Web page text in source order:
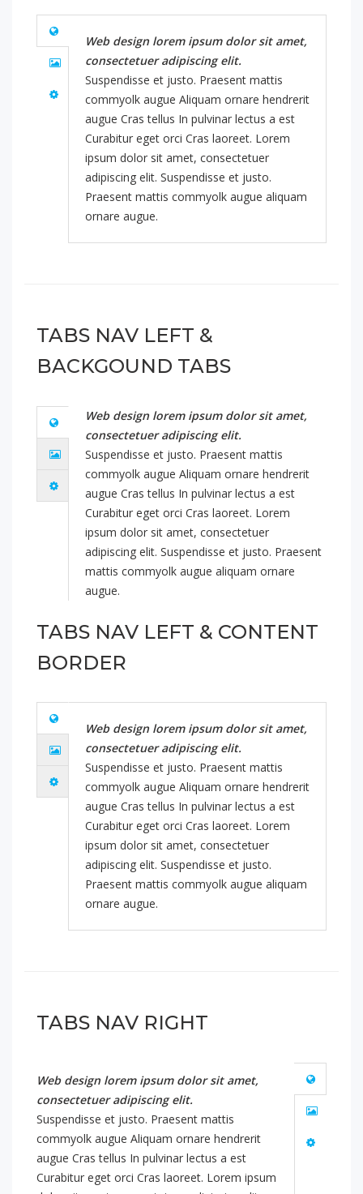
Web design lorem ipsum dolor sit amet,
consectetuer adipiscing elit.
Suspendisse et justo. Praesent mattis
commyolk augue Aliquam ornare hendrerit
augue Cras tellus In pulvinar lectus a est
Curabitur eget orci Cras laoreet. Lorem
ipsum dolor sit amet, consectetuer
adipiscing elit. Suspendisse et justo.
Praesent mattis commyolk augue aliquam
ornare augue.
TABS NAV LEFT &
BACKGOUND TABS
Web design lorem ipsum dolor sit amet,
consectetuer adipiscing elit.
Suspendisse et justo. Praesent mattis
commyolk augue Aliquam ornare hendrerit
augue Cras tellus In pulvinar lectus a est
Curabitur eget orci Cras laoreet. Lorem
ipsum dolor sit amet, consectetuer
adipiscing elit. Suspendisse et justo. Praesent
mattis commyolk augue aliquam ornare
augue.
TABS NAV LEFT & CONTENT
BORDER
Web design lorem ipsum dolor sit amet,
consectetuer adipiscing elit.
Suspendisse et justo. Praesent mattis
commyolk augue Aliquam ornare hendrerit
augue Cras tellus In pulvinar lectus a est
Curabitur eget orci Cras laoreet. Lorem
ipsum dolor sit amet, consectetuer
adipiscing elit. Suspendisse et justo.
Praesent mattis commyolk augue aliquam
ornare augue.
TABS NAV RIGHT
Web design lorem ipsum dolor sit amet,
consectetuer adipiscing elit.
Suspendisse et justo. Praesent mattis
commyolk augue Aliquam ornare hendrerit
augue Cras tellus In pulvinar lectus a est
Curabitur eget orci Cras laoreet. Lorem ipsum